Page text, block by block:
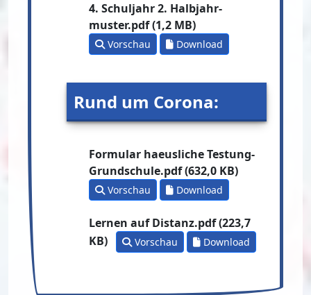
4. Schuljahr 2. Halbjahr-
muster.pdf (1,2 MB)
Vorschau Download
Rund um Corona:
Formular haeusliche Testung-
Grundschule.pdf (632,0 KB)
Vorschau Download
Lernen auf Distanz.pdf (223,7
KB)
Vorschau Download